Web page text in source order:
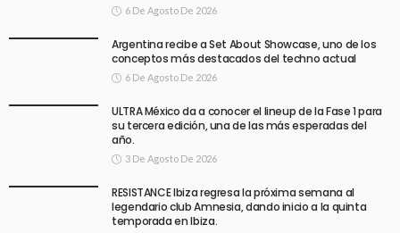
6 De Agosto De 2026
Argentina recibe a Set About Showcase, uno de los
conceptos más destacados del techno actual
6 De Agosto De 2026
ULTRA México da a conocer el lineup de la Fase 1 para
su tercera edición, una de las más esperadas del
año.
3 De Agosto De 2026
RESISTANCE Ibiza regresa la próxima semana al
legendario club Amnesia, dando inicio a la quinta
temporada en Ibiza.